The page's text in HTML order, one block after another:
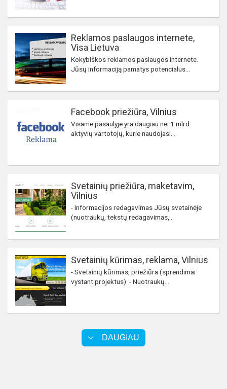
Reklamos paslaugos internete,
Visa Lietuva
Kokybiškos reklamos paslaugos internete.
Jūsų informaciją pamatys potencialus...
Facebook priežiūra, Vilnius
Visame pasaulyje yra daugiau nei 1 mlrd
aktyvių vartotojų, kurie naudojasi...
Svetainių priežiūra, maketavim,
Vilnius
- Informacijos redagavimas Jūsų svetainėje
(nuotraukų, tekstų redagavimas,...
Svetainių kūrimas, reklama, Vilnius
- Svetainių kūrimas, priežiūra (sprendimai
vystant projektus). - Nuotraukų...
DAUGIAU